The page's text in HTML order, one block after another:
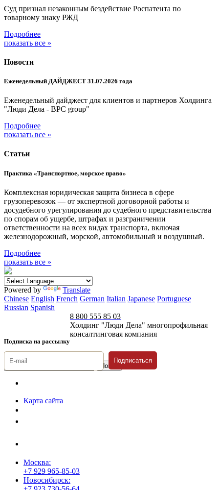
Суд признал незаконным бездействие Роспатента по
товарному знаку РЖД
Подробнее
показать все »
Новости
Еженедельный ДАЙДЖЕСТ 31.07.2026 года
Еженедельный дайджест для клиентов и партнеров Холдинга
"Люди Дела - BPC group"
Подробнее
показать все »
Статьи
Практика «Транспортное, морское право»
Комплексная юридическая защита бизнеса в сфере
грузоперевозок — от экспертной договорной работы и
досудебного урегулирования до судебного представительства
по спорам об ущербе, штрафах и разграничении
ответственности на всех видах транспорта, включая
железнодорожный, морской, автомобильный и воздушный.
Подробнее
показать все »
Powered by
Translate
Chinese English French German Italian Japanese Portuguese
Russian Spanish
Подписка на рассылку
8 800 555 85 03
Холдинг "Люди Дела" многопрофильная
консалтинговая компания
Подписаться
Карта сайта
Москва:
+7 929 965-85-03
Новосибирск: